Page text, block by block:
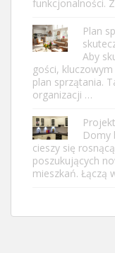
funkcjonalności.
Plan
Aby
gości,
plan sprzątania.
organizacji …
Domy
cieszy się
poszukujących
mieszkań. Łączą